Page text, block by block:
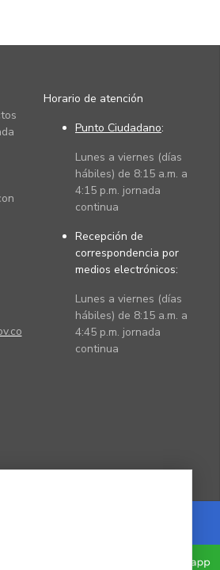
Horario de atención
Punto Ciudadano:
Lunes a viernes (días
hábiles) de 8:15 a.m. a
4:15 p.m. jornada
continua
Recepción de
correspondencia por
medios electrónicos:
Lunes a viernes (días
hábiles) de 8:15 a.m. a
4:45 p.m. jornada
continua
Powered by Nexura